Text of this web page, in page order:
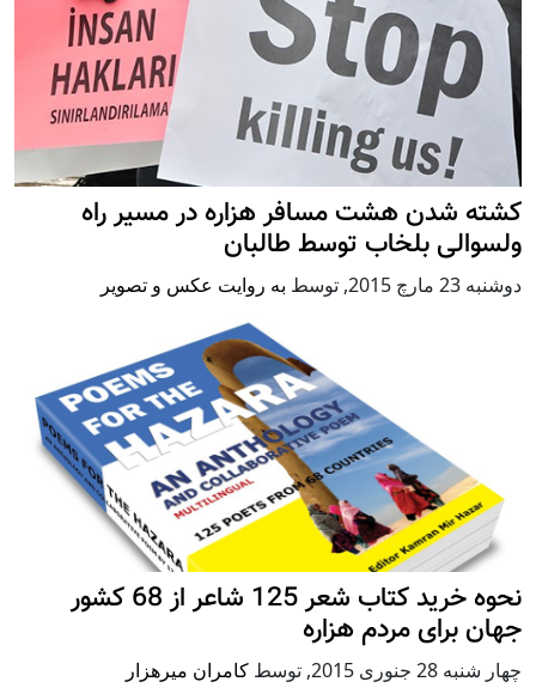
کشته شدن هشت مسافر هزاره در مسیر راه
ولسوالی بلخاب توسط طالبان
دوشنبه 23 مارچ 2015 , توسط به روایت عکس و تصویر
نحوه خرید کتاب شعر 125 شاعر از 68 کشور
جهان برای مردم هزاره
چهار شنبه 28 جنوری 2015 , توسط کامران میرهزار